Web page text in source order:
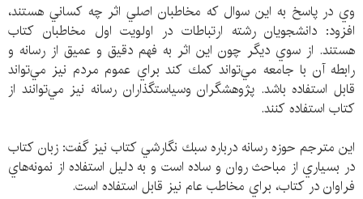
وي در پاسخ به اين سوال كه مخاطبان اصلي اثر چه كساني هستند،
افزود: دانشجويان رشته ارتباطات در اولويت اول مخاطبان كتاب
هستند. از سوي ديگر چون اين اثر به فهم دقيق و عميق از رسانه و
رابطه آن با جامعه مي‌تواند كمك كند براي عموم مردم نيز مي‌تواند
قابل استفاده باشد. پژوهشگران وسياستگذاران رسانه نيز مي‌توانند از
كتاب استفاده كنند.
اين مترجم حوزه رسانه درباره سبك نگارشي كتاب نيز گفت: زبان كتاب
در بسياري از مباحث روان و ساده است و به دليل استفاده از نمونه‌هاي
فراوان در كتاب، براي مخاطب عام نيز قابل استفاده است.